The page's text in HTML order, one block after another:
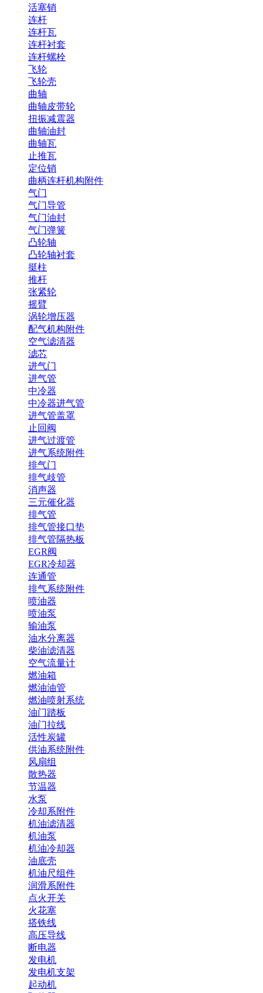
活塞销
连杆
连杆瓦
连杆衬套
连杆螺栓
飞轮
飞轮壳
曲轴
曲轴皮带轮
扭振减震器
曲轴油封
曲轴瓦
止推瓦
定位销
曲柄连杆机构附件
气门
气门导管
气门油封
气门弹簧
凸轮轴
凸轮轴衬套
挺柱
推杆
张紧轮
摇臂
涡轮增压器
配气机构附件
空气滤清器
滤芯
进气门
进气管
中冷器
中冷器进气管
进气管盖罩
止回阀
进气过渡管
进气系统附件
排气门
排气歧管
消声器
三元催化器
排气管
排气管接口垫
排气管隔热板
EGR阀
EGR冷却器
连通管
排气系统附件
喷油器
喷油泵
输油泵
油水分离器
柴油滤清器
空气流量计
燃油箱
燃油油管
燃油喷射系统
油门踏板
油门拉线
活性炭罐
供油系统附件
风扇组
散热器
节温器
水泵
冷却系附件
机油滤清器
机油泵
机油冷却器
油底壳
机油尺组件
润滑系附件
点火开关
火花塞
搭铁线
高压导线
断电器
发电机
发电机支架
起动机